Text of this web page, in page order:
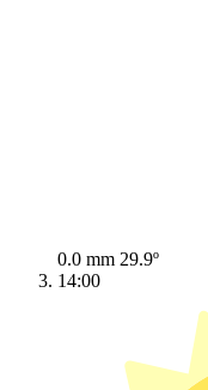
0.0 mm 29.9º
14:00